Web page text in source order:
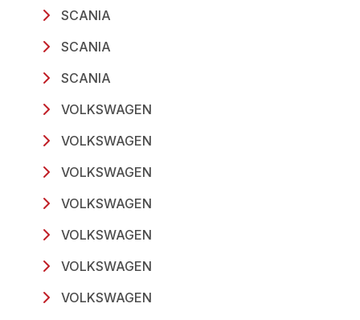
SCANIA
SCANIA
SCANIA
VOLKSWAGEN
VOLKSWAGEN
VOLKSWAGEN
VOLKSWAGEN
VOLKSWAGEN
VOLKSWAGEN
VOLKSWAGEN